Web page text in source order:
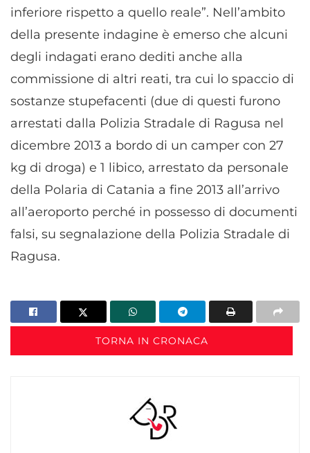
inferiore rispetto a quello reale”. Nell’ambito
della presente indagine è emerso che alcuni
degli indagati erano dediti anche alla
commissione di altri reati, tra cui lo spaccio di
sostanze stupefacenti (due di questi furono
arrestati dalla Polizia Stradale di Ragusa nel
dicembre 2013 a bordo di un camper con 27
kg di droga) e 1 libico, arrestato da personale
della Polaria di Catania a fine 2013 all’arrivo
all’aeroporto perché in possesso di documenti
falsi, su segnalazione della Polizia Stradale di
Ragusa.
TORNA IN CRONACA